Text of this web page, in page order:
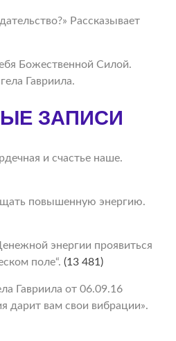
Рассказывает
Божественной Силой.
Гавриила.
ЗАПИСИ
и счастье наше.
повышенную энергию.
энергии проявиться
поле“. (13 481)
Гавриила от 06.09.16
дарит вам свои вибрации».